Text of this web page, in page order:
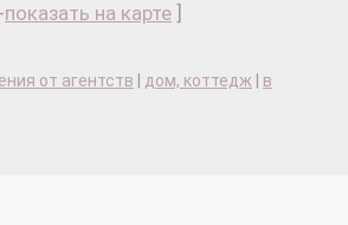
-показать на карте
от агентств дом, коттедж
в